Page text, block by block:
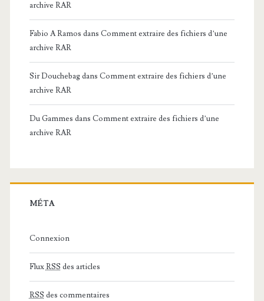
archive RAR
Fabio A Ramos dans Comment extraire des fichiers d’une
archive RAR
Sir Douchebagdans Comment extraire des fichiers d’une
archive RAR
Du Gammes dans Comment extraire des fichiers d’une
archive RAR
MÉTA
Connexion
FluxRSS des articles
RSS des commentaires